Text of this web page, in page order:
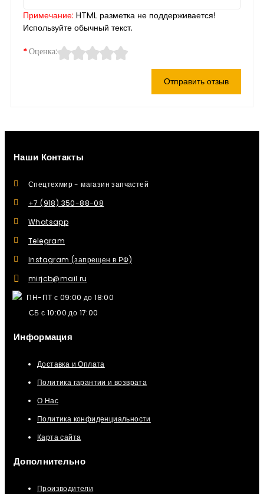
Примечание: HTML разметка не поддерживается!
Используйте обычный текст.
Оценка:
Отправить отзыв
Наши Контакты
Спецтехмир - магазин запчастей
+7 (918) 350-88-08
Whatsapp
Telegram
Instagram (запрещен в РФ)
mirjcb@mail.ru
ПН-ПТ с 09:00 до 18:00
СБ с 10:00 до 17:00
Информация
Доставка и Оплата
Политика гарантии и возврата
О Нас
Политика конфиденциальности
Карта сайта
Дополнительно
Производители